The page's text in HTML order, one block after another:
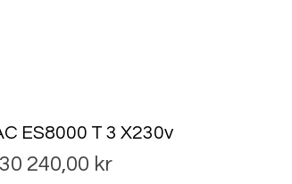
ES8000 T 3 X230v
240,00 kr